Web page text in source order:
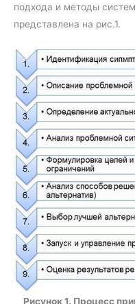
подхода и методы
представлена на рис.1.
Рисунок 1. Процесс